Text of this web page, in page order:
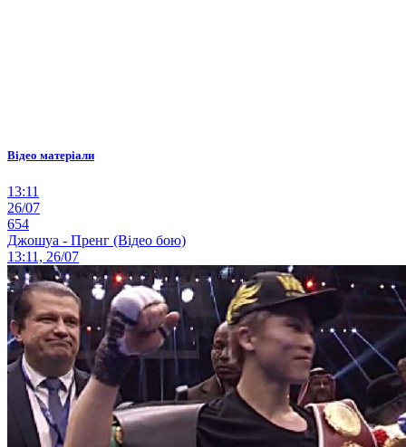
Відео матеріали
13:11
26/07
654
Джошуа - Пренг (Відео бою)
13:11, 26/07